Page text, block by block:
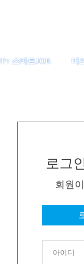
스마트JOB 미
로그
회원